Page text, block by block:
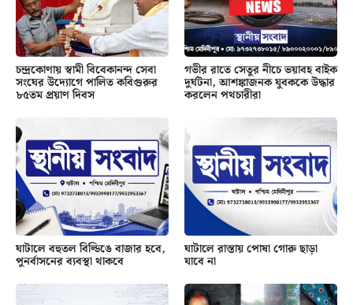
চন্দ্রকোণায় স্বামী বিবেকানন্দ সেবা
সংঘের উদ্যোগে পালিত কবিগুরুর
৮৫তম প্রয়াণ দিবস
গভীর রাতে সেতুর নীচে ভয়াবহ বাইক
দুর্ঘটনা, আশঙ্কাজনক যুবককে উদ্ধার
করলেন পথচারীরা
ঘাটালে বহুতল বিল্ডিঙে বাজার হবে,
পুনর্বাসনের ব্যবস্থা থাকবে
ঘাটালে রাস্তায় পোষা গোরু ছাড়া
যাবে না